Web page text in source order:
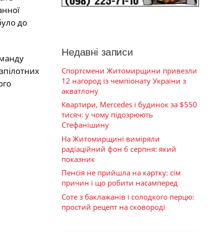
до
Недавні записи
Спортсмени Житомирщини привезли
12 нагород із чемпіонату України з
акватлону
Квартири, Mercedes і будинок за $550
тисяч: у чому підозрюють
Стефанішину
На Житомирщині виміряли
радіаційний фон 6 серпня: який
показник
Пенсія не прийшла на картку: сім
причин і що робити насамперед
Соте з баклажанів і солодкого перцю:
простий рецепт на сковороді